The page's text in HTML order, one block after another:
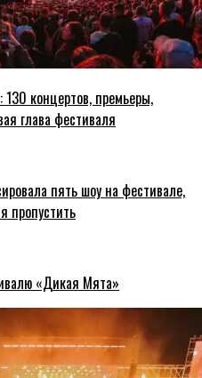
концертов, премьеры,
глава фестиваля
пять шоу на фестивале,
пропустить
«Дикая Мята»